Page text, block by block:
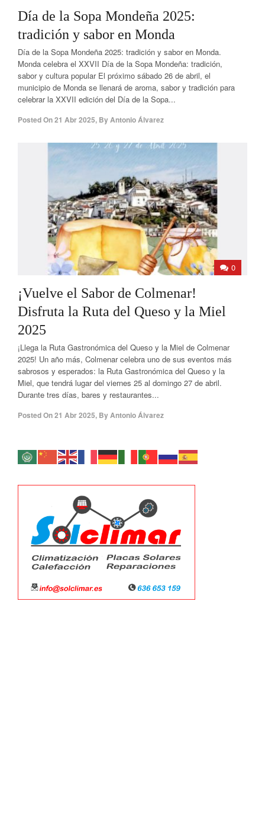
Día de la Sopa Mondeña 2025:
tradición y sabor en Monda
Día de la Sopa Mondeña 2025: tradición y sabor en Monda.
Monda celebra el XXVII Día de la Sopa Mondeña: tradición,
sabor y cultura popular El próximo sábado 26 de abril, el
municipio de Monda se llenará de aroma, sabor y tradición para
celebrar la XXVII edición del Día de la Sopa...
Posted On21 Abr 2025, ByAntonio Álvarez
0
¡Vuelve el Sabor de Colmenar!
Disfruta la Ruta del Queso y la Miel
2025
¡Llega la Ruta Gastronómica del Queso y la Miel de Colmenar
2025! Un año más, Colmenar celebra uno de sus eventos más
sabrosos y esperados: la Ruta Gastronómica del Queso y la
Miel, que tendrá lugar del viernes 25 al domingo 27 de abril.
Durante tres días, bares y restaurantes...
Posted On21 Abr 2025, By Antonio Álvarez